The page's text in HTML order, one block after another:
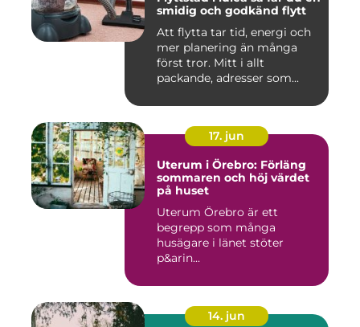
smidig och godkänd flytt
Att flytta tar tid, energi och
mer planering än många
först tror. Mitt i allt
packande, adresser som...
17. jun
Uterum i Örebro: Förläng
sommaren och höj värdet
på huset
Uterum Örebro är ett
begrepp som många
husägare i länet stöter
p&arin...
14. jun